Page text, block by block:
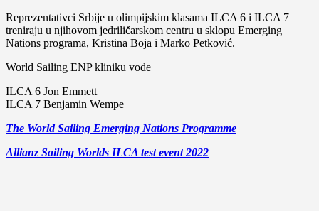
Reprezentativci Srbije u olimpijskim klasama ILCA 6 i ILCA 7
treniraju u njihovom jedriličarskom centru u sklopu Emerging
Nations programa, Kristina Boja i Marko Petković.
World Sailing ENP kliniku vode
ILCA 6 Jon Emmett
ILCA 7 Benjamin Wempe
The World Sailing Emerging Nations Programme
Allianz Sailing Worlds ILCA test event 2022